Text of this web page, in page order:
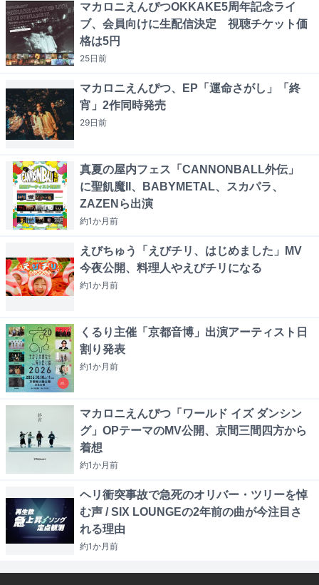
マカロニえんぴつOKKAKE5周年記念ライ
ブ、会員向けに生配信決定 視聴チケット価
格は5円
25日前
マカロニえんぴつ、EP「運命さがし」「終
宵」2作同時発売
29日前
真夏の屋内フェス「CANNONBALL外伝」
に聖飢魔II、BABYMETAL、スカパラ、
ZAZENら出演
約1か月前
えびちゅう「えびチリ、はじめました」MV
今夜公開、料理人やえびチリになる
約1か月前
くるり主催「京都音博」出演アーティスト日
割り発表
約1か月前
マカロニえんぴつ「ワールド イズ ダンシン
グ」OPテーマのMV公開、京間三間四方から
着想
約1か月前
ヘリ衝突事故で急死のオリバー・ツリーを悼
む声 / SIX LOUNGEの2年前の曲が今注目さ
れる理由
約1か月前